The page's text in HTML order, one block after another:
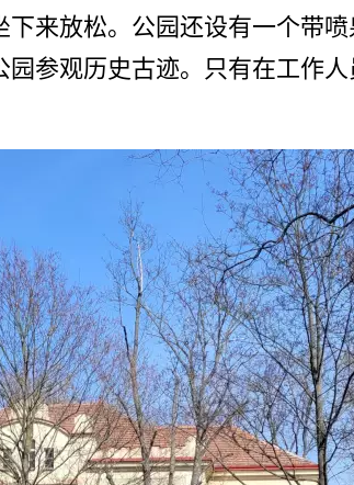
来放松。公园还设有一个带喷
参观历史古迹。只有在工作